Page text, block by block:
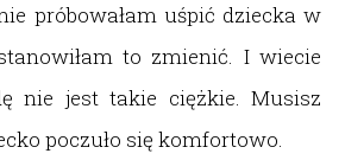
próbowałam uśpić dziecka w
to zmienić. I wiecie
nie jest takie ciężkie. Musisz
poczuło się komfortowo.